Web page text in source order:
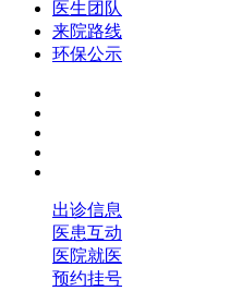
医生团队
来院路线
环保公示
出诊信息
医患互动
医院就医
预约挂号